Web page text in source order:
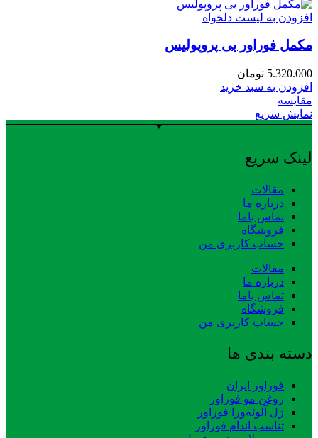
افزودن به لیست دلخواه
مکمل فوراور بی پروپولیس
5.320.000 تومان
افزودن به سبد خرید
مقایسه
نمایش سریع
لینک سریع
مقالات
درباره ما
تماس باما
فروشگاه
حساب کاربری من
مقالات
درباره ما
تماس باما
فروشگاه
حساب کاربری من
دسته بندی ها
فوراور ایران
روغن مو فوراور
ژل آلوئه‌ورا فوراور
تناسب اندام فوراور